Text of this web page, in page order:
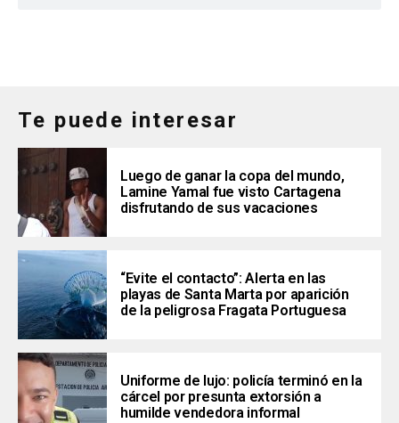
Te puede interesar
Luego de ganar la copa del mundo,
Lamine Yamal fue visto Cartagena
disfrutando de sus vacaciones
“Evite el contacto”: Alerta en las
playas de Santa Marta por aparición
de la peligrosa Fragata Portuguesa
Uniforme de lujo: policía terminó en la
cárcel por presunta extorsión a
humilde vendedora informal